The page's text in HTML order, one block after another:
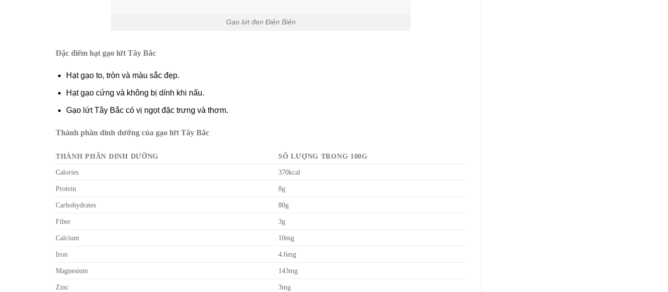
Gạo lứt đen Điện Biên
Đặc điểm hạt gạo lứt Tây Bắc
Hạt gạo to, tròn và màu sắc đẹp.
Hạt gạo cứng và không bị dính khi nấu.
Gạo lứt Tây Bắc có vị ngọt đặc trưng và thơm.
Thành phần dinh dưỡng của gạo lứt Tây Bắc
THÀNH PHẦN DINH DƯỠNG
SỐ LƯỢNG TRONG 100G
Calories
370kcal
Protein 8g
Carbohydrates 80g
Fiber 3g
Calcium 10mg
Iron 4.6mg
Magnesium 143mg
Zinc 3mg